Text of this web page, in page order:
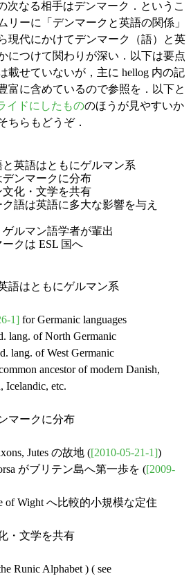
次なる相手はデンマーク．というこ
リーに「デンマークと英語の関係」
現代にかけてデンマーク（語）と英
につけて関わりが深い．以下は要点
載せていないが，主に hellog 内の記
富に含めているので参照を．以下と
イドにしたもののほうが見やすいか
ちらもどうぞ．
と英語はともにゲルマン系
デンマークに分布
化・文学を共有
語は英語に多大な影響を与え
ルマン語学者が輩出
クは ESL 国へ
語はともにゲルマン系
1] for Germanic languages
lang. of North Germanic
lang. of West Germanic
ancestor of modern Danish,
Icelandic, etc.
マークに分布
Jutes の故地 ([2010-05-21-1])
がブリテン島へ第一歩を ([2009-
of Wight へ比較的小規模な定住
・文学を共有
Runic Alphabet ) ( see